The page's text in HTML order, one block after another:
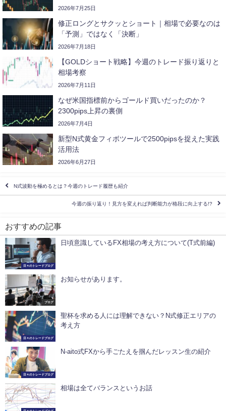
2026年7月25日
修正ロングとサクッとショート｜相場で必要なのは
「予測」ではなく「決断」
2026年7月18日
【GOLDショート戦略】今週のトレード振り返りと
相場考察
2026年7月11日
なぜ米国指標前からゴールド買いだったのか？
2300pips上昇の裏側
2026年7月4日
新型N式黄金フィボツールで2500pipsを捉えた実践
活用法
2026年6月27日
N式波動を極めるとは？今週のトレード履歴も紹介
今週の振り返り！見方を変えれば判断能力が格段に向上する!?
おすすめの記事
日々のトレードブログ
日頃意識しているFX相場の考え方について(T式前編)
ブログ
お知らせがあります。
日々のトレードブログ
聖杯を求める人には理解できない？N式修正エリアの
考え方
日々のトレードブログ
N-aito式FXから手ごたえを掴んだレッスン生の紹介
相場は全てバランスというお話